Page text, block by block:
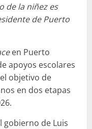
de la niñez es
de Puerto
en Puerto
apoyos escolares
objetivo de
en dos etapas
gobierno de Luis